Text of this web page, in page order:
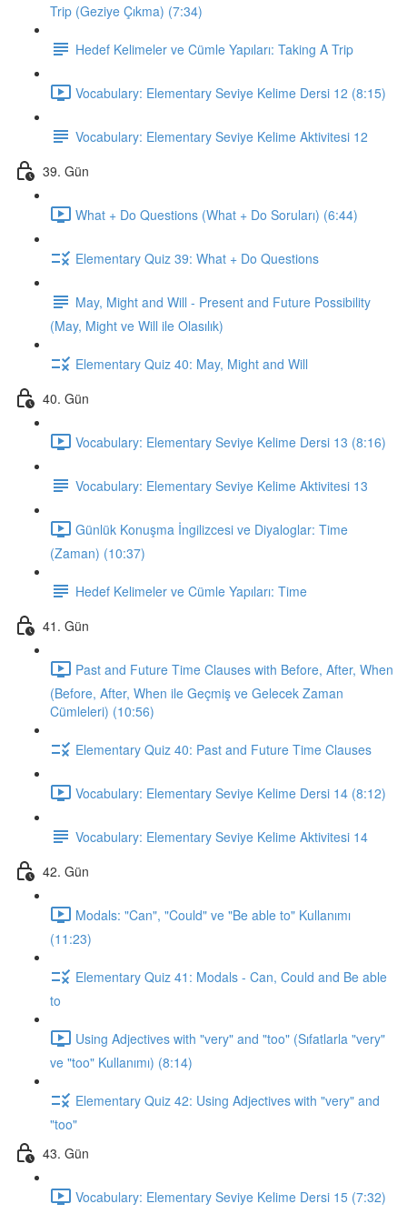
Trip (Geziye Çıkma) (7:34)
Hedef Kelimeler ve Cümle Yapıları: Taking A Trip
Vocabulary: Elementary Seviye Kelime Dersi 12 (8:15)
Vocabulary: Elementary Seviye Kelime Aktivitesi 12
39. Gün
What + Do Questions (What + Do Soruları) (6:44)
Elementary Quiz 39: What + Do Questions
May, Might and Will - Present and Future Possibility
(May, Might ve Will ile Olasılık)
Elementary Quiz 40: May, Might and Will
40. Gün
Vocabulary: Elementary Seviye Kelime Dersi 13 (8:16)
Vocabulary: Elementary Seviye Kelime Aktivitesi 13
Günlük Konuşma İngilizcesi ve Diyaloglar: Time
(Zaman) (10:37)
Hedef Kelimeler ve Cümle Yapıları: Time
41. Gün
Past and Future Time Clauses with Before, After, When
(Before, After, When ile Geçmiş ve Gelecek Zaman
Cümleleri) (10:56)
Elementary Quiz 40: Past and Future Time Clauses
Vocabulary: Elementary Seviye Kelime Dersi 14 (8:12)
Vocabulary: Elementary Seviye Kelime Aktivitesi 14
42. Gün
Modals: "Can", "Could" ve "Be able to" Kullanımı
(11:23)
Elementary Quiz 41: Modals - Can, Could and Be able
to
Using Adjectives with "very" and "too" (Sıfatlarla "very"
ve "too" Kullanımı) (8:14)
Elementary Quiz 42: Using Adjectives with "very" and
"too"
43. Gün
Vocabulary: Elementary Seviye Kelime Dersi 15 (7:32)